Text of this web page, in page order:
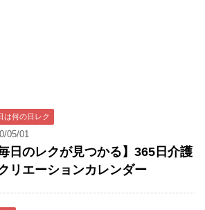
は何の日レク
05/01
毎日のレクが見つかる】365日介護
リエーションカレンダー